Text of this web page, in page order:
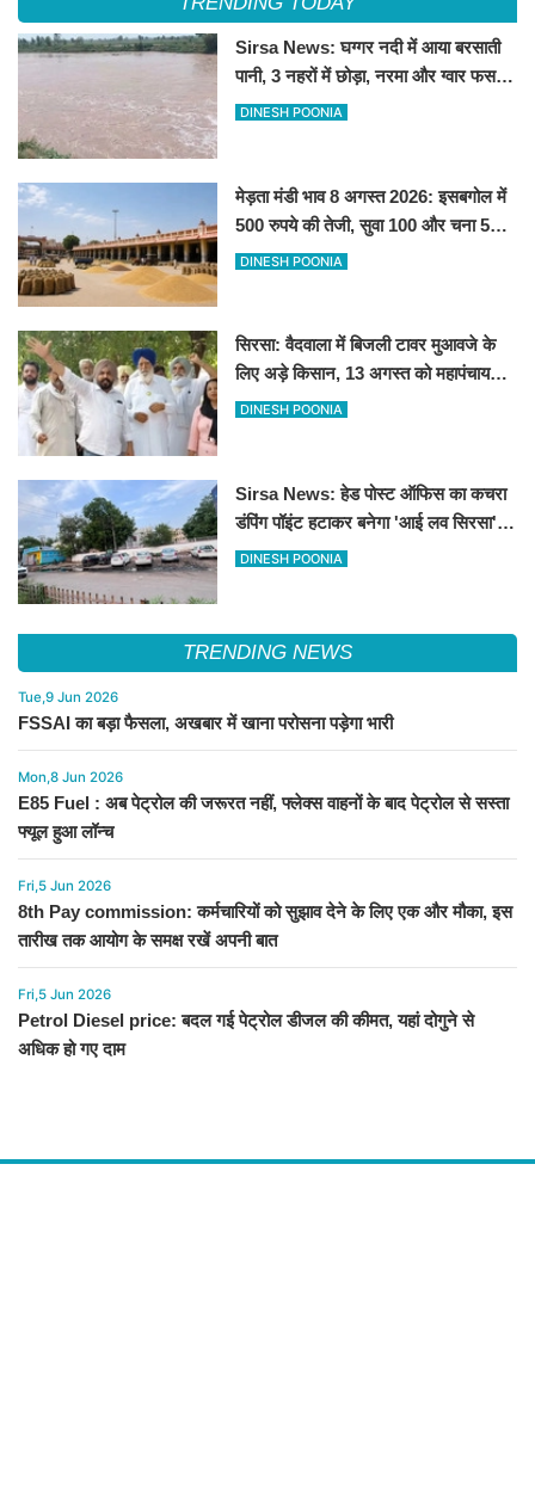
Sirsa News: घग्गर नदी में आया बरसाती
पानी, 3 नहरों में छोड़ा, नरमा और ग्वार फसल
को फायदा
DINESH POONIA
मेड़ता मंडी भाव 8 अगस्त 2026: इसबगोल में
500 रुपये की तेजी, सुवा 100 और चना 50
रूपए मंदे
DINESH POONIA
सिरसा: वैदवाला में बिजली टावर मुआवजे के
लिए अड़े किसान, 13 अगस्त को महापंचायत
का ऐलान
DINESH POONIA
Sirsa News: हेड पोस्ट ऑफिस का कचरा
डंपिंग पॉइंट हटाकर बनेगा 'आई लव सिरसा'
सेल्फी पॉइंट
DINESH POONIA
TRENDING NEWS
Tue,9 Jun 2026
FSSAI का बड़ा फैसला, अखबार में खाना परोसना पड़ेगा भारी
Mon,8 Jun 2026
E85 Fuel : अब पेट्रोल की जरूरत नहीं, फ्लेक्स वाहनों के बाद पेट्रोल से सस्ता
फ्यूल हुआ लॉन्च
Fri,5 Jun 2026
8th Pay commission: कर्मचारियों को सुझाव देने के लिए एक और मौका, इस
तारीख तक आयोग के समक्ष रखें अपनी बात
Fri,5 Jun 2026
Petrol Diesel price: बदल गई पेट्रोल डीजल की कीमत, यहां दोगुने से
अधिक हो गए दाम